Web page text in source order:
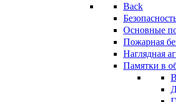
Back
Основные
Пожарная
Наглядная
Памятки в